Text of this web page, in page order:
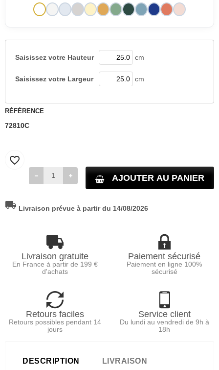
Saisissez votre Hauteur cm
Saisissez votre Largeur cm
RÉFÉRENCE
72810C
AJOUTER AU PANIER
favorite_border
local_shipping Livraison prévue à partir du 14/08/2026
Livraison gratuite
En France à partir de 199 €
d'achats
Paiement sécurisé
Paiement en ligne 100%
sécurisé
Retours faciles
Retours possibles pendant 14
jours
Service client
Du lundi au vendredi de 9h à
18h
DESCRIPTION LIVRAISON